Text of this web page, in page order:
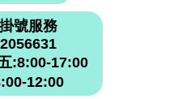
號服務
:8:00-17:00
12:00